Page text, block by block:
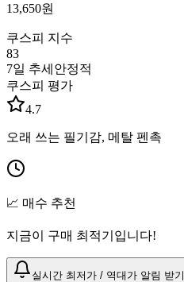
13,650원
쿠스피 지수
83
7일 추세 안정적
쿠스피 평가
4.7
오래 쓰는 필기감, 메탈 펜촉
📈 매수 추천
지금이 구매 최적기입니다!
실시간 최저가 / 역대가 알림 받기